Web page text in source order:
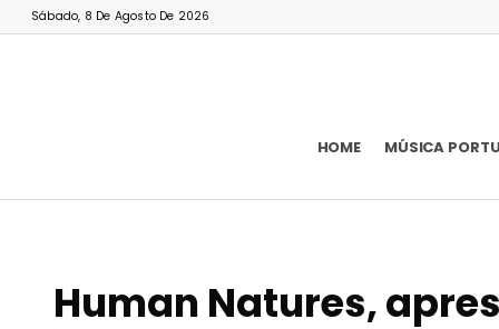
Sábado, 8 De Agosto De 2026
HOME MÚSICA
Human Natures,